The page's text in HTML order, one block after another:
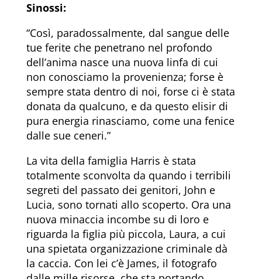
Sinossi:
“Così, paradossalmente, dal sangue delle
tue ferite che penetrano nel profondo
dell’anima nasce una nuova linfa di cui
non conosciamo la provenienza; forse è
sempre stata dentro di noi, forse ci è stata
donata da qualcuno, e da questo elisir di
pura energia rinasciamo, come una fenice
dalle sue ceneri.”
La vita della famiglia Harris è stata
totalmente sconvolta da quando i terribili
segreti del passato dei genitori, John e
Lucia, sono tornati allo scoperto. Ora una
nuova minaccia incombe su di loro e
riguarda la figlia più piccola, Laura, a cui
una spietata organizzazione criminale dà
la caccia. Con lei c’è James, il fotografo